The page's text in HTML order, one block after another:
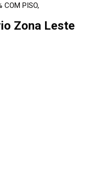
COM PISO,
Zona Leste